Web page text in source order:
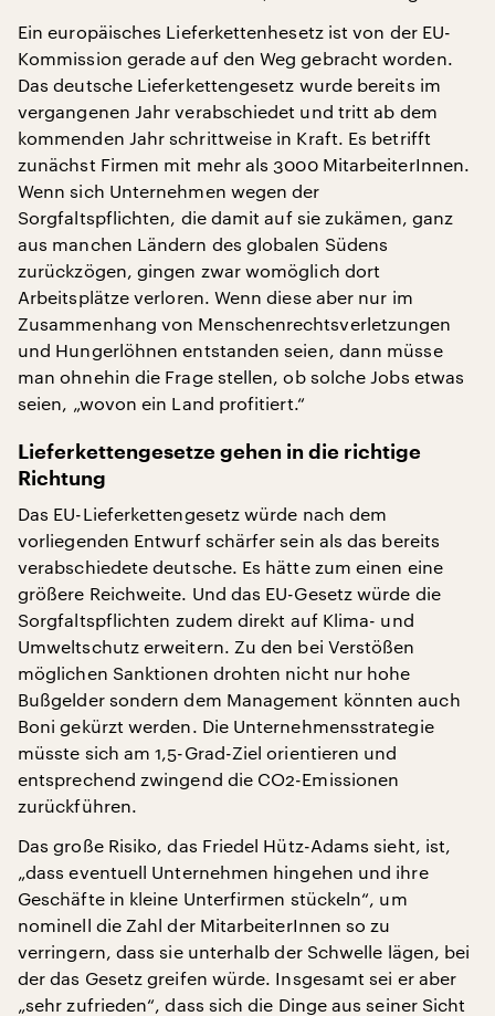
Ein europäisches Lieferkettenhesetz ist von der EU-
Kommission gerade auf den Weg gebracht worden.
Das deutsche Lieferkettengesetz wurde bereits im
vergangenen Jahr verabschiedet und tritt ab dem
kommenden Jahr schrittweise in Kraft. Es betrifft
zunächst Firmen mit mehr als 3000 MitarbeiterInnen.
Wenn sich Unternehmen wegen der
Sorgfaltspflichten, die damit auf sie zukämen, ganz
aus manchen Ländern des globalen Südens
zurückzögen, gingen zwar womöglich dort
Arbeitsplätze verloren. Wenn diese aber nur im
Zusammenhang von Menschenrechtsverletzungen
und Hungerlöhnen entstanden seien, dann müsse
man ohnehin die Frage stellen, ob solche Jobs etwas
seien, „wovon ein Land profitiert.“
Lieferkettengesetze gehen in die richtige
Richtung
Das EU-Lieferkettengesetz würde nach dem
vorliegenden Entwurf schärfer sein als das bereits
verabschiedete deutsche. Es hätte zum einen eine
größere Reichweite. Und das EU-Gesetz würde die
Sorgfaltspflichten zudem direkt auf Klima- und
Umweltschutz erweitern. Zu den bei Verstößen
möglichen Sanktionen drohten nicht nur hohe
Bußgelder sondern dem Management könnten auch
Boni gekürzt werden. Die Unternehmensstrategie
müsste sich am 1,5-Grad-Ziel orientieren und
entsprechend zwingend die CO2-Emissionen
zurückführen.
Das große Risiko, das Friedel Hütz-Adams sieht, ist,
„dass eventuell Unternehmen hingehen und ihre
Geschäfte in kleine Unterfirmen stückeln“, um
nominell die Zahl der MitarbeiterInnen so zu
verringern, dass sie unterhalb der Schwelle lägen, bei
der das Gesetz greifen würde. Insgesamt sei er aber
„sehr zufrieden“, dass sich die Dinge aus seiner Sicht